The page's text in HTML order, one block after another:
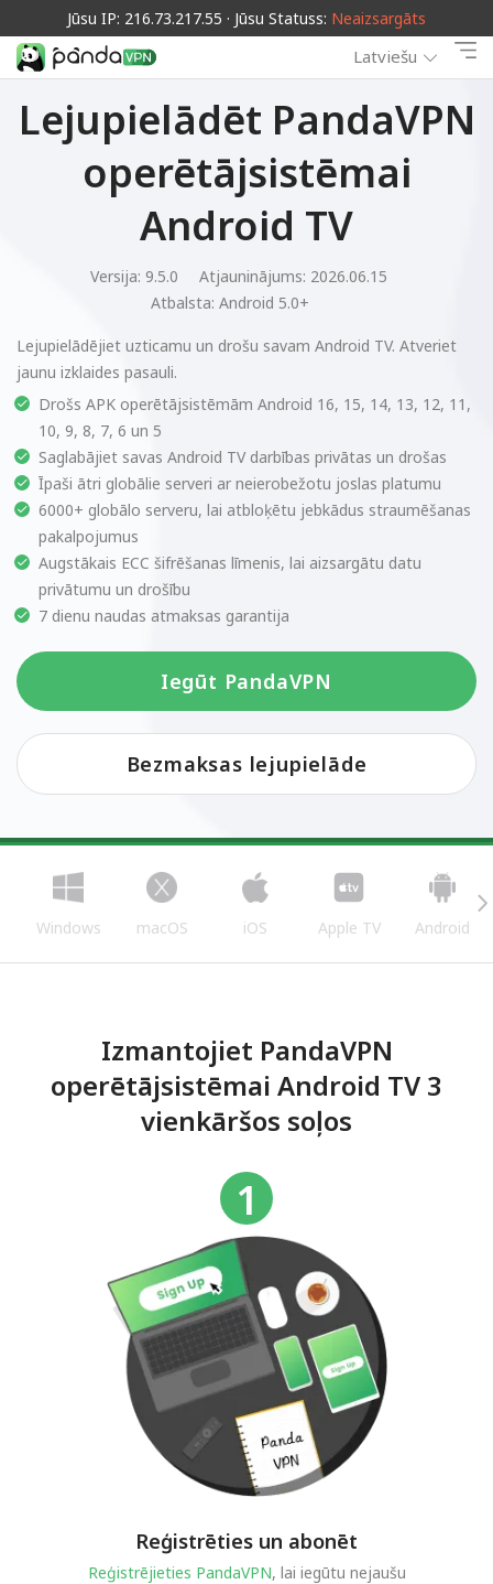
Jūsu IP: 216.73.217.55 · Jūsu Statuss: Neaizsargāts
Latviešu
Lejupielādēt PandaVPN
operētājsistēmai
Android TV
Versija: 9.5.0
Atjauninājums: 2026.06.15
Atbalsta: Android 5.0+
Lejupielādējiet uzticamu un drošu savam Android TV. Atveriet
jaunu izklaides pasauli.
Drošs APK operētājsistēmām Android 16, 15, 14, 13, 12, 11,
10, 9, 8, 7, 6 un 5
Saglabājiet savas Android TV darbības privātas un drošas
Īpaši ātri globālie serveri ar neierobežotu joslas platumu
6000+ globālo serveru, lai atbloķētu jebkādus straumēšanas
pakalpojumus
Augstākais ECC šifrēšanas līmenis, lai aizsargātu datu
privātumu un drošību
7 dienu naudas atmaksas garantija
Iegūt PandaVPN
Bezmaksas lejupielāde
Windows macOS iOS Apple TV Android
Izmantojiet PandaVPN
operētājsistēmai Android TV 3
vienkāršos soļos
Reģistrēties un abonēt
Reģistrējieties PandaVPN, lai iegūtu nejaušu